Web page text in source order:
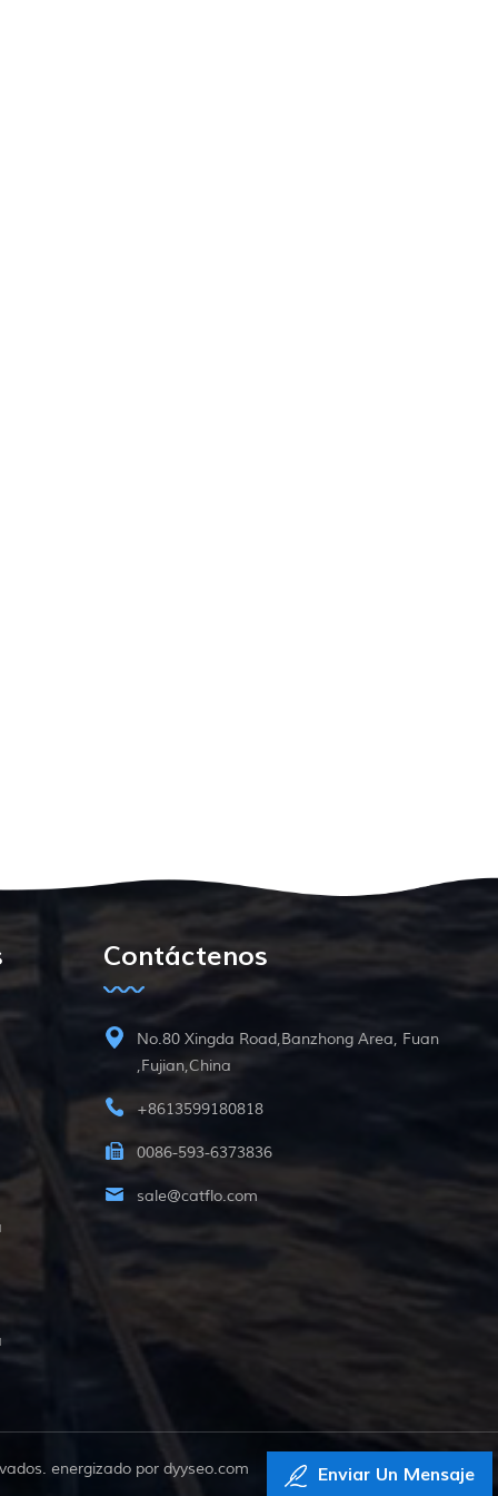
Contáctenos
No.80 Xingda Road,Banzhong Area, Fuan
,Fujian,China
+8613599180818
0086-593-6373836
sale@catflo.com
energizado por dyyseo.com
Enviar Un Mensaje